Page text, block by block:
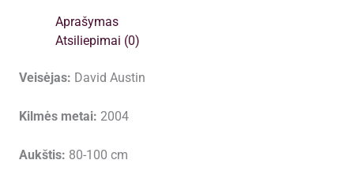
Aprašymas
Atsiliepimai (0)
Veisėjas: David Austin
Kilmės metai: 2004
Aukštis: 80-100 cm